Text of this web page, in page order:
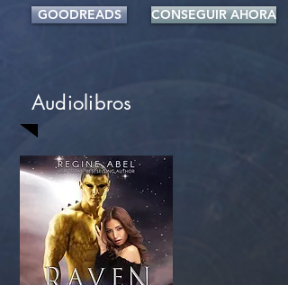
GOODREADS CONSEGUIR AHORA
Audiolibros